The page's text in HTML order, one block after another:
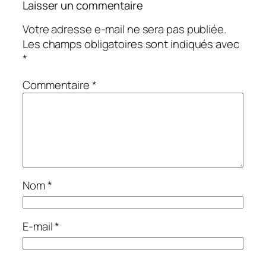
Laisser un commentaire
Votre adresse e-mail ne sera pas publiée.
Les champs obligatoires sont indiqués avec
*
Commentaire*
Nom*
E-mail*